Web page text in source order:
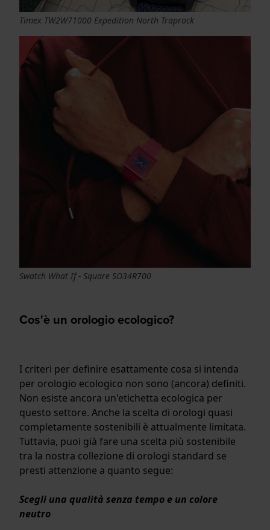
Timex TW2W71000 Expedition North Traprock
Swatch What If - Square SO34R700
Cos'è un orologio ecologico?
I criteri per definire esattamente cosa si intenda
per orologio ecologico non sono (ancora) definiti.
Non esiste ancora un'etichetta ecologica per
questo settore. Anche la scelta di orologi quasi
completamente sostenibili è attualmente limitata.
Tuttavia, puoi già fare una scelta più sostenibile
tra la nostra collezione di orologi standard se
presti attenzione a quanto segue:
Scegli una qualità senza tempo e un colore
neutro